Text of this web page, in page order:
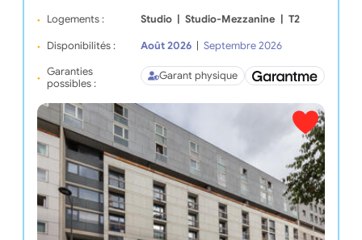
Logements : Studio Studio-Mezzanine T2
Disponibilités : Août 2026
Septembre 2026
Garanties
possibles :
Garant physique